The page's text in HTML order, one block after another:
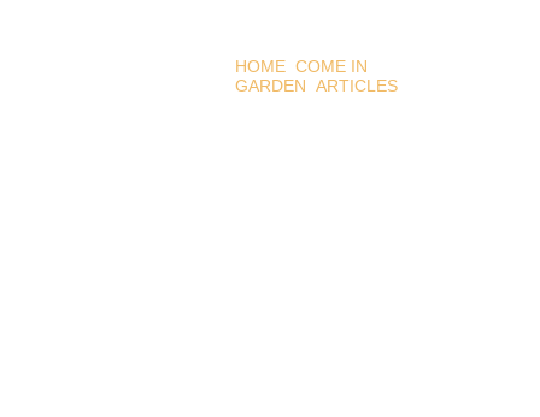
HOME COME IN
GARDEN ARTICLES